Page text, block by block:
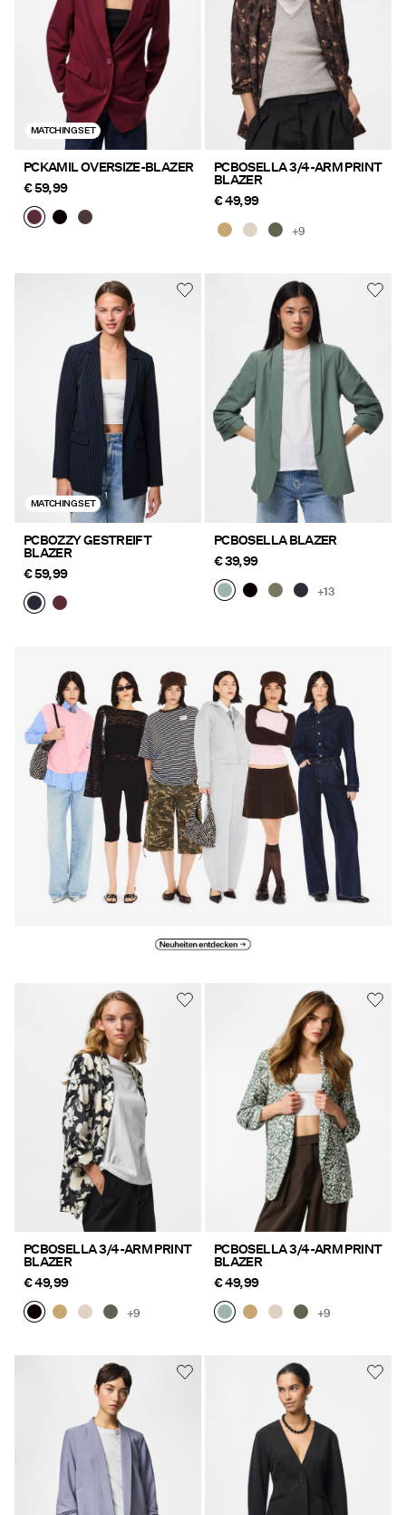
MATCHING SET
PCKAMIL OVERSIZE-BLAZER
€ 59,99
PCBOSELLA 3/4-ARM PRINT
BLAZER
€ 49,99
+9
MATCHING SET
PCBOZZY GESTREIFT
BLAZER
€ 59,99
PCBOSELLA BLAZER
€ 39,99
+13
de/neuheiten/
de/neuheiten/
PCBOSELLA 3/4-ARM PRINT
BLAZER
€ 49,99
+9
PCBOSELLA 3/4-ARM PRINT
BLAZER
€ 49,99
+9